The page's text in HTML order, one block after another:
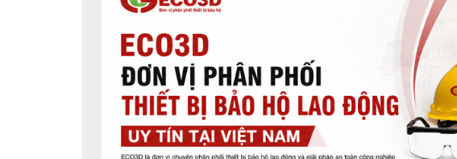
Trong môi trường làm việc có nhiều lao động, việc trang bị
lý kịp thời các tai nạn lao động như trầy xước, chảy máu,
Bộ sơ cứu loại B cỡ lớn được thiết kế với kích thước tiêu
trang bị tại doanh nghiệp, nhà xưởng, công trình xây dựng